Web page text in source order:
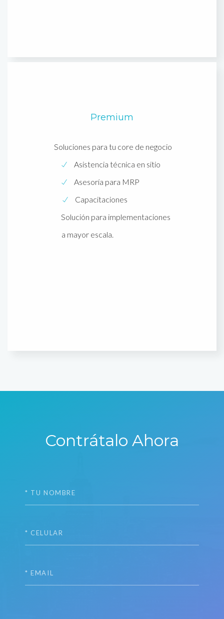
Premium
Soluciones para tu core de negocio
Asistencia técnica en sitio
Asesoría para MRP
Capacitaciones
Solución para implementaciones
a mayor escala.
Contrátalo Ahora